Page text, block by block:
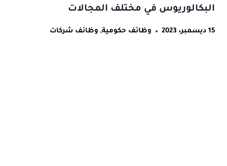
البكالوريوس في مختلف المجالات
15 ديسمبر، 2023 وظائف حكومية, وظائف شركات